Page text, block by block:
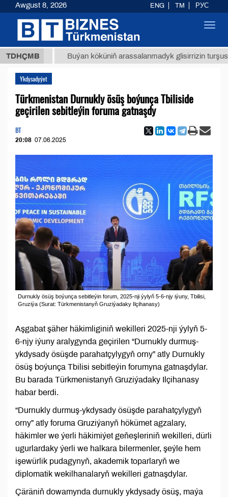
TDHÇMB Buýan köküniň arassalanmadyk glisirrizin turşusy (t.)
Ykdysadyýet
Türkmenistan Durnukly ösüş boýunça Tbiliside
geçirilen sebitleýin foruma gatnaşdy
BT
20:08 07.06.2025
Durnukly ösüş boýunça sebitleýin forum, 2025-nji ýylyň 5-6-njy iýuny, Tbilisi,
Gruziýa (Surat: Türkmenistanyň Gruziýadaky Ilçihanasy)
Aşgabat şäher häkimliginiň wekilleri 2025-nji ýylyň 5-
6-njy iýuny aralygynda geçirilen “Durnukly durmuş-
ykdysady ösüşde parahatçylygyň orny” atly Durnukly
ösüş boýunça Tbilisi sebitleýin forumyna gatnaşdylar.
Bu barada Türkmenistanyň Gruziýadaky Ilçihanasy
habar berdi.
“Durnukly durmuş-ykdysady ösüşde parahatçylygyň
orny” atly foruma Gruziýanyň hökümet agzalary,
häkimler we ýerli häkimiýet geňeşleriniň wekilleri, dürli
ugurlardaky ýerli we halkara bilermenler, şeýle hem
işewürlik pudagynyň, akademik toparlaryň we
diplomatik wekilhanalaryň wekilleri gatnaşdylar.
Çäräniň dowamynda durnukly ykdysady ösüş, maýa
Awgust 8, 2026 ENG TM РУС